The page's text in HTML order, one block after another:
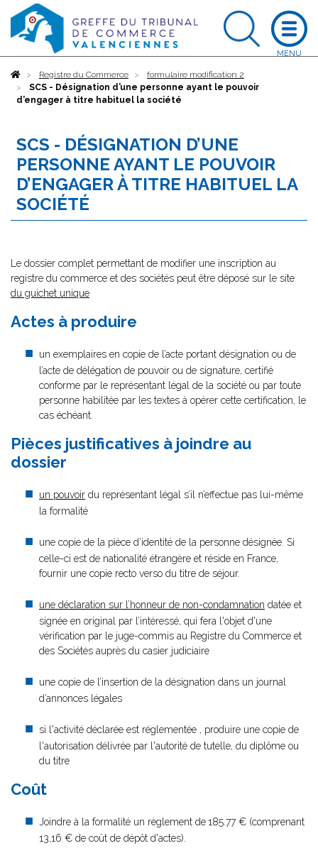
AccueilRegistre du Commerce
formulaire modification 2
SCS - Désignation d’une personne ayant le pouvoir
d’engager à titre habituel la société
SCS - DÉSIGNATION D’UNE
PERSONNE AYANT LE POUVOIR
D’ENGAGER À TITRE HABITUEL LA
SOCIÉTÉ
Le dossier complet permettant de modifier une inscription au
registre du commerce et des sociétés peut être déposé sur le site
du guichet unique
Actes à produire
un exemplaires en copie de l’acte portant désignation ou de
l’acte de délégation de pouvoir ou de signature, certifié
conforme par le représentant légal de la société ou par toute
personne habilitée par les textes à opérer cette certification, le
cas échéant.
Pièces justificatives à joindre au
dossier
un pouvoir du représentant légal s’il n’effectue pas lui-même
la formalité
une copie de la pièce d’identité de la personne désignée. Si
celle-ci est de nationalité étrangère et réside en France,
fournir une copie recto verso du titre de séjour.
une déclaration sur l’honneur de non-condamnation datée et
signée en original par l’intéressé, qui fera l'objet d'une
vérification par le juge-commis au Registre du Commerce et
des Sociétés auprès du casier judiciaire
une copie de l’insertion de la désignation dans un journal
d’annonces légales
si l'activité déclarée est réglementée , produire une copie de
l'autorisation délivrée par l'autorité de tutelle, du diplôme ou
du titre
Coût
Joindre à la formalité un règlement de185.77 € (comprenant
13,16 € de coût de dépôt d'actes).